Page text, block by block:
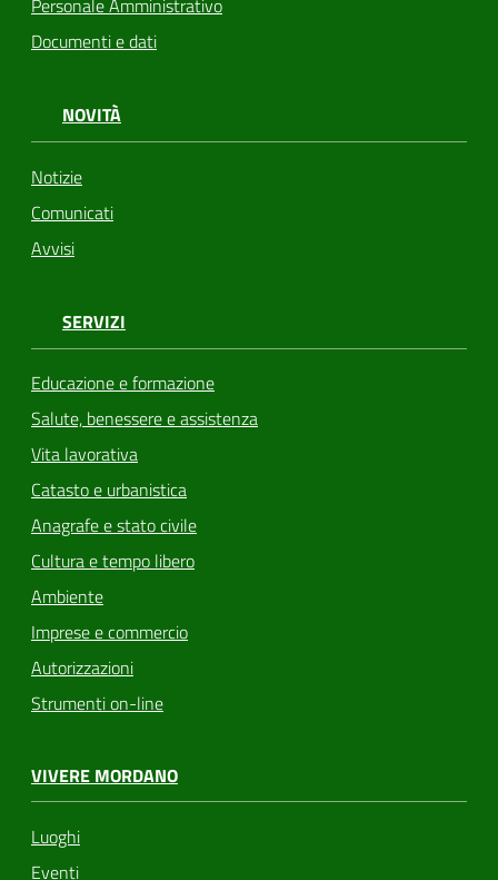
Personale Amministrativo
Documenti e dati
NOVITÀ
Notizie
Comunicati
Avvisi
SERVIZI
Educazione e formazione
Salute, benessere e assistenza
Vita lavorativa
Catasto e urbanistica
Anagrafe e stato civile
Cultura e tempo libero
Ambiente
Imprese e commercio
Autorizzazioni
Strumenti on-line
VIVERE MORDANO
Luoghi
Eventi